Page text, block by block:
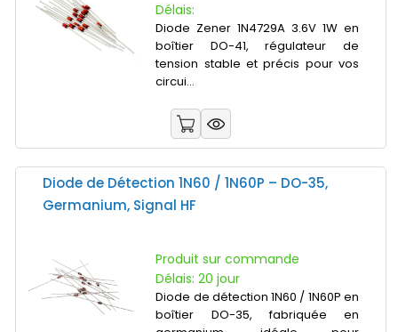
Délais:
Diode Zener 1N4729A 3.6V 1W en
boîtier DO-41, régulateur de
tension stable et précis pour vos
circui...
Diode de Détection 1N60 / 1N60P – DO-35,
Germanium, Signal HF
Produit sur commande
Délais: 20 jour
Diode de détection 1N60 / 1N60P en
boîtier DO-35, fabriquée en